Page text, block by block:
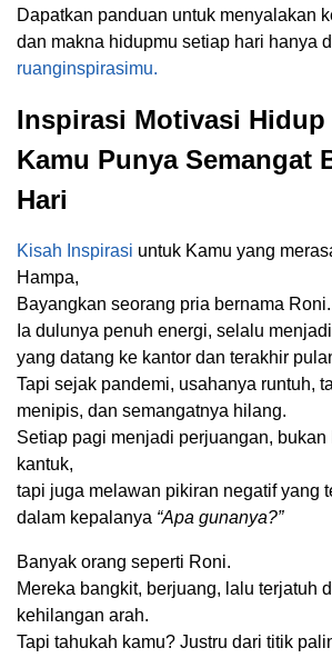
Dapatkan panduan untuk menyalakan
dan makna hidupmu setiap hari hanya
ruanginspirasimu.
Inspirasi Motivasi
Kamu Punya Semangat
Hari
Kisah Inspirasi untuk Kamu yang
Hampa,
Bayangkan seorang pria bernama Roni.
Ia dulunya penuh energi, selalu
yang datang ke kantor dan terakhir
Tapi sejak pandemi, usahanya runtuh,
menipis, dan semangatnya hilang.
Setiap pagi menjadi perjuangan, bukan
kantuk,
tapi juga melawan pikiran negatif yang
dalam kepalanya “Apa gunanya?”
Banyak orang seperti Roni.
Mereka bangkit, berjuang, lalu terjatuh
kehilangan arah.
Tapi tahukah kamu? Justru dari titik